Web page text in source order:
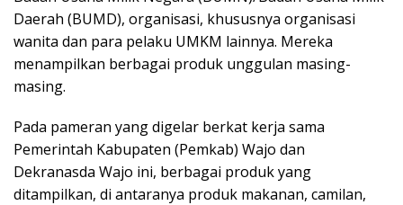
Daerah (BUMD), organisasi, khususnya organisasi
wanita dan para pelaku UMKM lainnya. Mereka
menampilkan berbagai produk unggulan masing-
masing.
Pada pameran yang digelar berkat kerja sama
Pemerintah Kabupaten (Pemkab) Wajo dan
Dekranasda Wajo ini, berbagai produk yang
ditampilkan, di antaranya produk makanan, camilan,